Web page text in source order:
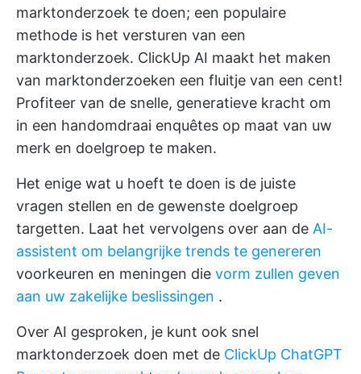
marktonderzoek te doen; een populaire
methode is het versturen van een
marktonderzoek. ClickUp AI maakt het maken
van marktonderzoeken een fluitje van een cent!
Profiteer van de snelle, generatieve kracht om
in een handomdraai enquêtes op maat van uw
merk en doelgroep te maken.
Het enige wat u hoeft te doen is de juiste
vragen stellen en de gewenste doelgroep
targetten. Laat het vervolgens over aan de AI-
assistent om belangrijke trends te genereren
voorkeuren en meningen die vorm zullen geven
aan uw zakelijke beslissingen .
Over AI gesproken, je kunt ook snel
marktonderzoek doen met de ClickUp ChatGPT